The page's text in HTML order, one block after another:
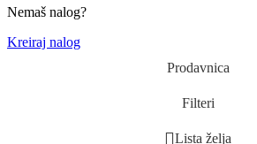
Nemaš nalog?
Kreiraj nalog
Prodavnica
Filteri
Lista želja